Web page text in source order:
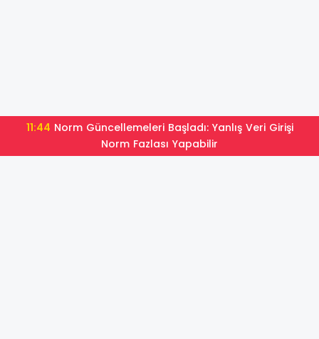
11:44
Norm Fazlası Yapabilir